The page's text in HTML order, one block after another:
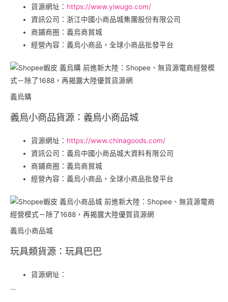
貨源網址： https://www.yiwugo.com/
資訊公司：浙江中國小商品城集團股份有限公司
商鋪商圈：義烏商貿城
經營內容：義烏小商品，全球小商品批發平台
義烏購
義烏小商品貨源：義烏小商品城
貨源網址： https://www.chinagoods.com/
資訊公司：義烏中國小商品城大資料有限公司
商鋪商圈：義烏商貿城
經營內容：義烏小商品，全球小商品批發平台
義烏小商品城
玩具類貨源：玩具巴巴
貨源網址：
…